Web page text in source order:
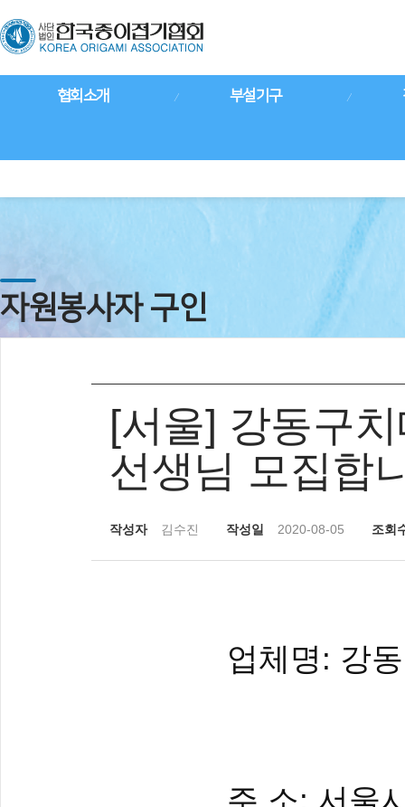
협회소개 부설기구
자원봉사자 구인
[서울] 강동구
선생님 모집합
작성자 김수진 작성일 2020-08-05 조회
업체명: 강
주 소: 서울